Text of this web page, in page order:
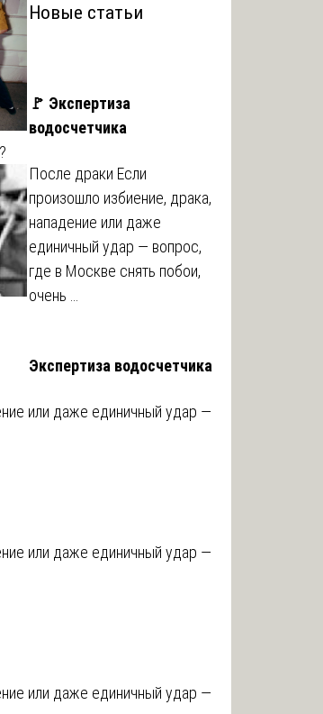
Новые статьи
🚩 Экспертиза
водосчетчика
После драки Если
произошло избиение, драка,
нападение или даже
единичный удар — вопрос,
где в Москве снять побои,
очень …
Экспертиза водосчетчика
или даже единичный удар —
или даже единичный удар —
или даже единичный удар —